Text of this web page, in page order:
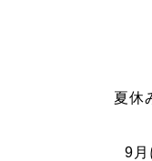
夏休
9月